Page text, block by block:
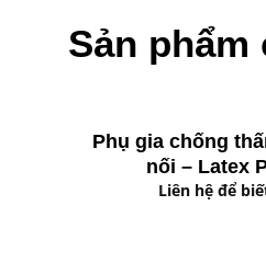
Sản phẩm
Phụ gia chống
nối – Latex
Liên hệ để